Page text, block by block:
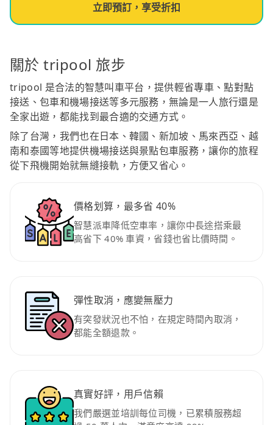
立即預訂，享受折扣
關於 tripool 旅步
tripool 是合法的智慧叫車平台，提供輕省專車、點對點
接送、包車和機場接送等多元服務，無論是一人旅行還是
全家出遊，都能找到最合適的交通方式。
除了台灣，我們也在日本、韓國、新加坡、馬來西亞、越
南和泰國等地提供機場接送與景點包車服務，讓你的旅程
從下飛機開始就無縫接軌，方便又省心。
價格划算，最多省 40%
智慧派車降低空車率，讓你中長途搭乘最
高省下 40% 車資，省錢也省比價時間。
彈性取消，應變無壓力
有突發狀況也不怕，在規定時間內取消，
都能全額退款。
真實好評，用戶信賴
我們嚴選並培訓每位司機，已累積服務超